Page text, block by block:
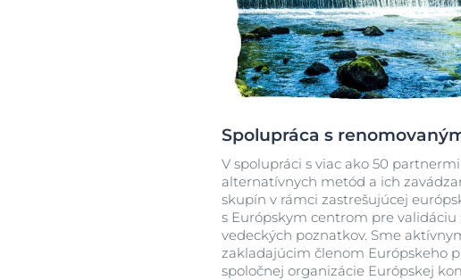
Spolupráca s
V spolupráci s viac ako 50
alternatívnych metód a ich
skupín v rámci zastrešujúcej
s Európskym centrom pre
vedeckých poznatkov. Sme
zakladajúcim členom Európskeho
spoločnej organizácie Európskej